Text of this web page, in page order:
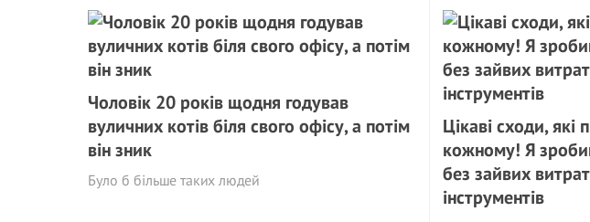
Чоловік 20 років щодня годував
вуличних котів біля свого офісу, а потім
він зник
Було б більше таких людей
Цікаві сходи, які
кожному! Я
без зайвих
інструментів